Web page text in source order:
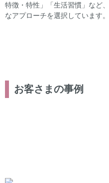
特徴・特性」「生活習慣」など
なアプローチを選択しています。
お客さまの事例